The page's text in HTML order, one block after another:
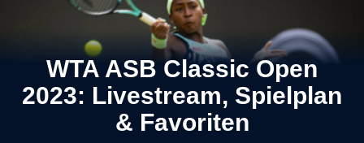
WTA ASB Classic Open
2023: Livestream, Spielplan
& Favoriten